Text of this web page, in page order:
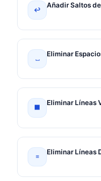
↩
Añadir Saltos
⎵
Eliminar
⬛
Eliminar Líneas
≡
Eliminar Líneas